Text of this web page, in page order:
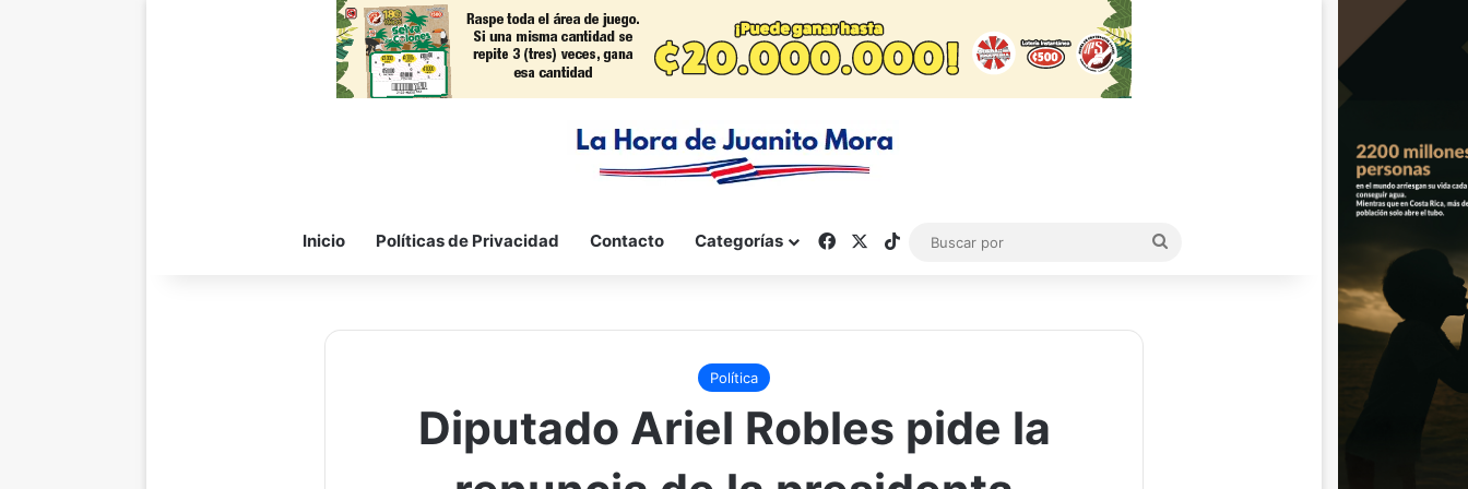
Inicio Políticas de Privacidad Contacto Categorías FacebookTikTok
Política
Diputado Ariel Robles pide la